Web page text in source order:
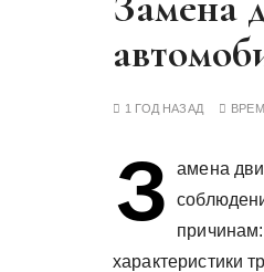
1 ГОД НАЗАД
З
амена
характеристики